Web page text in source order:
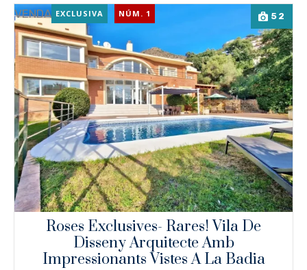
52
VENDA EXCLUSIVA NÚM. 1
Roses Exclusives- Rares! Vila De
Disseny Arquitecte Amb
Impressionants Vistes A La Badia